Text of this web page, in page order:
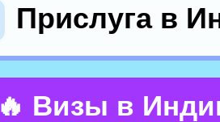
Прислуга в
🔥 Визы в